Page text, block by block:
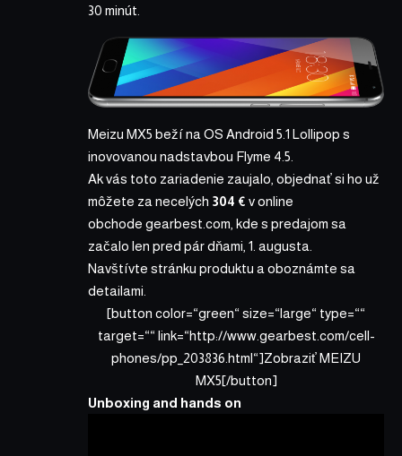
30 minút.
Meizu MX5 beží na OS Android 5.1 Lollipop s
inovovanou nadstavbou Flyme 4.5.
Ak vás toto zariadenie zaujalo, objednať si ho už
môžete za necelých 304 € v online
obchode gearbest.com , kde s predajom sa
začalo len pred pár dňami, 1. augusta.
Navštívte stránku produktu a oboznámte sa
detailami.
[button color=“green“ size=“large“ type=““
target=““ link=“http://www.gearbest.com/cell-
phones/pp_203836.html“]Zobraziť MEIZU
MX5[/button]
Unboxing and hands on